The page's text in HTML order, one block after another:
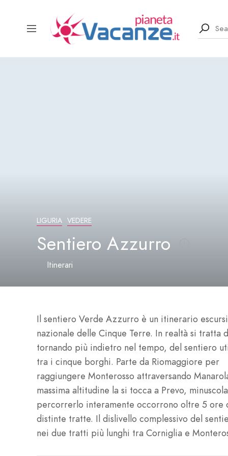
LIGURIA VEDERE
Sentiero Azzurro
Itinerari
Il sentiero Verde Azzurro è un itinerario
nazionale delle Cinque Terre. In realtà si tratta
tornando più indietro nel tempo, del sentiero
tra i cinque borghi. Parte da Riomaggiore per
raggiungere Monterosso attraversando
massima altitudine la si tocca a Prevo,
percorrerlo interamente occorrono oltre 5 ore
distinte tratte. Il dislivello complessivo del
nei due tratti più lunghi tra Corniglia e